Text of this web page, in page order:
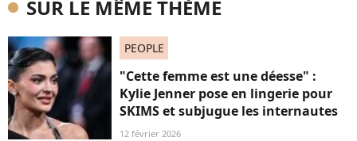
SUR LE MÊME THÈME
PEOPLE
"Cette femme est une déesse" :
Kylie Jenner pose en lingerie pour
SKIMS et subjugue les internautes
12 février 2026